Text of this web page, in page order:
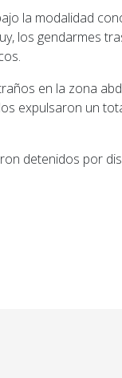
la modalidad
los gendarmes
en la zona
expulsaron un
detenidos por
el trámite